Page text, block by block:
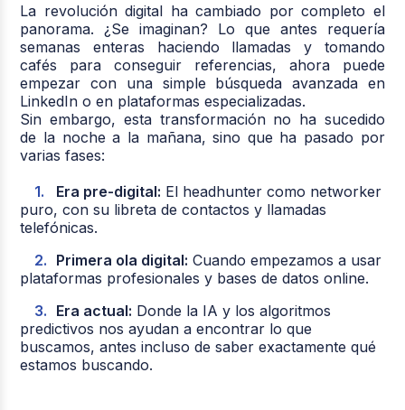
La revolución digital ha cambiado por completo el
panorama. ¿Se imaginan? Lo que antes requería
semanas enteras haciendo llamadas y tomando
cafés para conseguir referencias, ahora puede
empezar con una simple búsqueda avanzada en
LinkedIn o en plataformas especializadas.
Sin embargo, esta transformación no ha sucedido
de la noche a la mañana, sino que ha pasado por
varias fases:
Era pre-digital: El headhunter como networker
puro, con su libreta de contactos y llamadas
telefónicas.
Primera ola digital: Cuando empezamos a usar
plataformas profesionales y bases de datos online.
Era actual: Donde la IA y los algoritmos
predictivos nos ayudan a encontrar lo que
buscamos, antes incluso de saber exactamente qué
estamos buscando.